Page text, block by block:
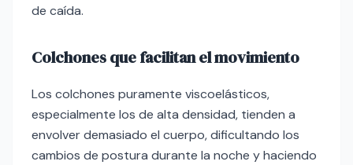
de caída.
Colchones que facilitan el movimiento
Los colchones puramente viscoelásticos,
especialmente los de alta densidad, tienden a
envolver demasiado el cuerpo, dificultando los
cambios de postura durante la noche y haciendo